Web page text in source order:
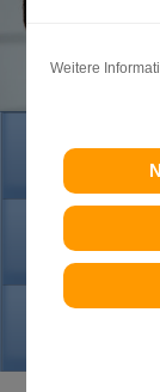
Weitere